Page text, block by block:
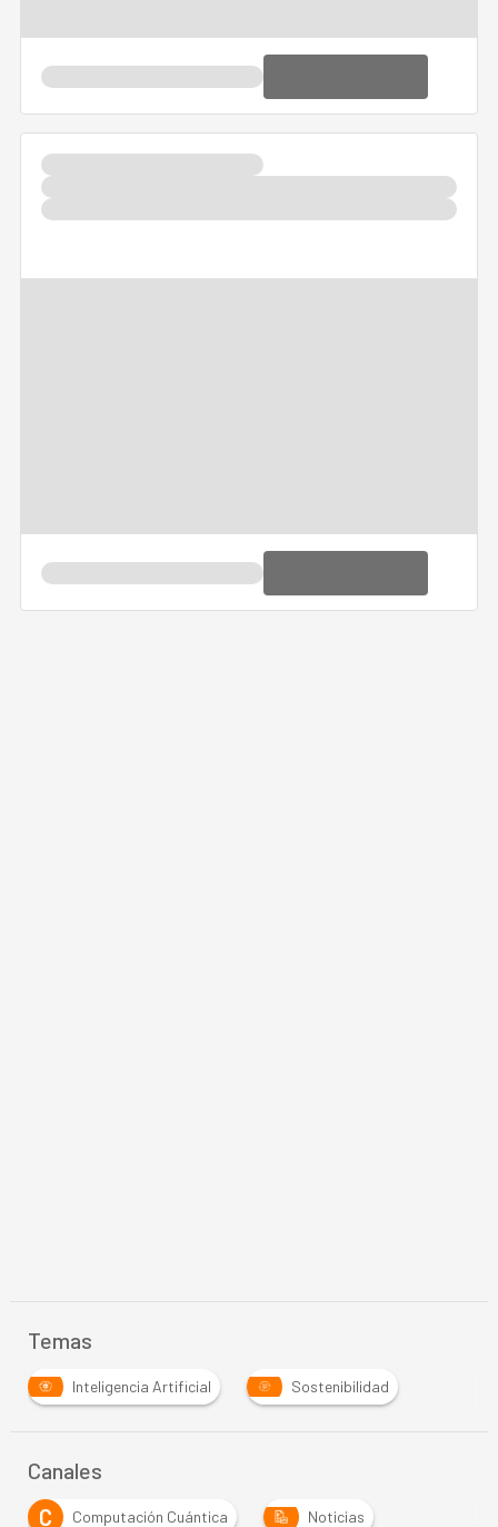
Temas
Inteligencia Artificial Sostenibilidad
Canales
C
Computación Cuántica Noticias